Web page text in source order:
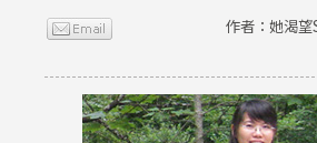
作者：她渴